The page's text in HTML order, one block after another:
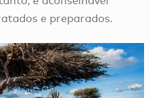
e preparados.